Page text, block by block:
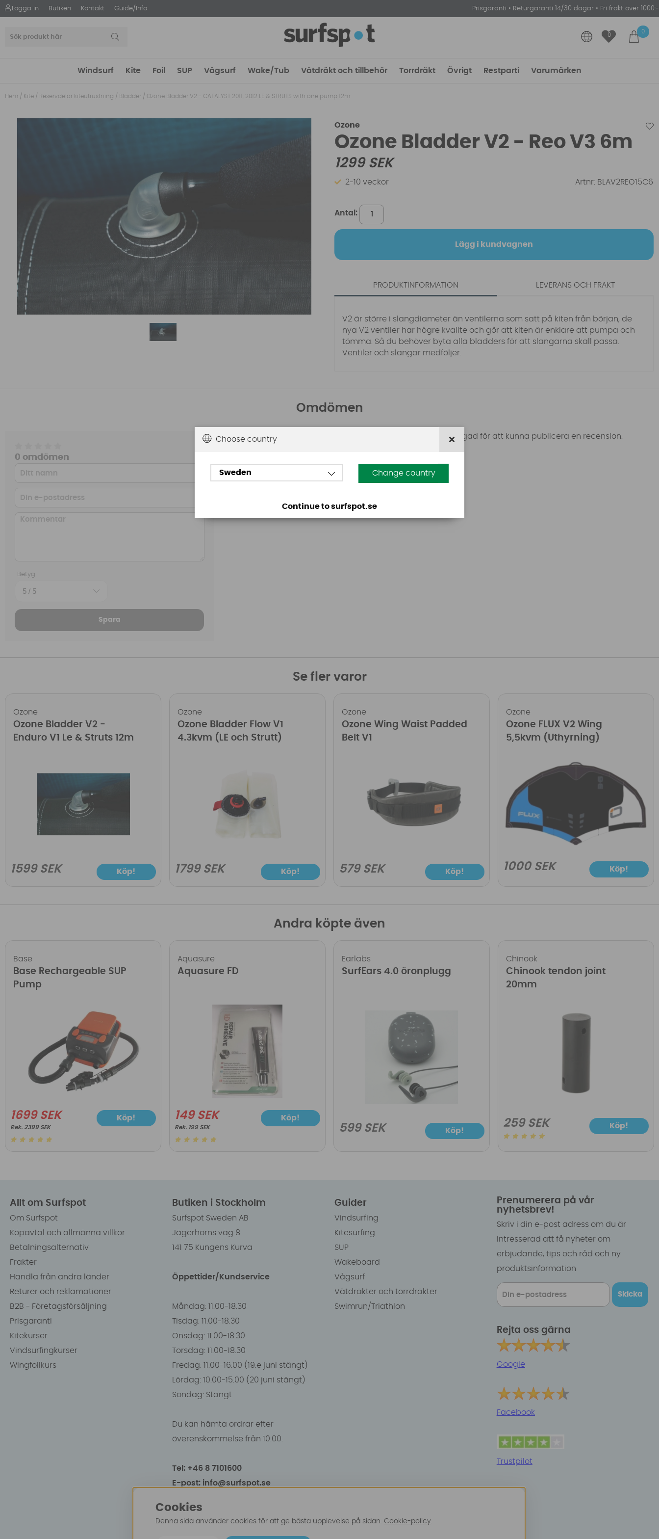
Logga in Butiken Kontakt Guide/Info Prisgaranti • Returgaranti 14/30 dagar • Fri frakt över 1000:-
0
0
Windsurf Kite Foil SUP Vågsurf Wake/Tub Våtdräkt och tillbehör Torrdräkt Övrigt Restparti Varumärken
Hem / Kite / Reservdelar kiteutrustning / Bladder / Ozone Bladder V2 - CATALYST 2011, 2012 LE & STRUTS with one pump 12m
Ozone
Ozone Bladder V2 - Reo V3 6m
1299SEK
2-10 veckor Artnr: BLAV2REO15C6
Antal:
Lägg i kundvagnen
PRODUKTINFORMATION
V2 är större i slangdiameter än ventilerna som satt på kiten från början, de
nya V2 ventiler har högre kvalite och gör att kiten är enklare att pumpa och
tömma. Så du behöver byta alla bladders för att slangarna skall passa.
Ventiler och slangar medföljer.
LEVERANS OCH FRAKT
Omdömen
0 omdömen
Betyg
Spara
Den här produkten har inga recensioner. Du måste vara inloggad för att kunna publicera en recension.
Se fler varor
Ozone
Ozone Bladder V2 -
Enduro V1 Le & Struts 12m
1599 SEK Köp!
Ozone
Ozone Bladder Flow V1
4.3kvm (LE och Strutt)
1799 SEK Köp!
Ozone
Ozone Wing Waist Padded
Belt V1
579 SEK Köp!
Ozone
Ozone FLUX V2 Wing
5,5kvm (Uthyrning)
1000 SEK Köp!
Andra köpte även
Base
Base Rechargeable SUP
Pump
1699 SEK
2399 SEK
Köp!
Aquasure
Aquasure FD
149 SEK
199 SEK
Köp!
Earlabs
SurfEars 4.0 öronplugg
599 SEK Köp!
Chinook
Chinook tendon joint
20mm
259 SEK Köp!
Allt om Surfspot
Om Surfspot
Köpavtal och allmänna villkor
Betalningsalternativ
Frakter
Handla från andra länder
Returer och reklamationer
B2B - Företagsförsäljning
Prisgaranti
Kitekurser
Vindsurfingkurser
Wingfoilkurs
Butiken i Stockholm
Surfspot Sweden AB
Jägerhorns väg 8
141 75 Kungens Kurva
Öppettider/Kundservice
Måndag: 11.00-18.30
Tisdag: 11.00-18.30
Onsdag: 11.00-18.30
Torsdag: 11.00-18.30
Fredag: 11.00-16:00 (19:e juni stängt)
Lördag: 10.00-15.00 (20 juni stängt)
Söndag: Stängt
Du kan hämta ordrar efter
överenskommelse från 10.00.
Tel: +46 8 7101600
E-post: info@surfspot.se
Guider
Vindsurfing
Kitesurfing
SUP
Wakeboard
Vågsurf
Våtdräkter och torrdräkter
Swimrun/Triathlon
Prenumerera på vår
nyhetsbrev!
Skriv i din e-post adress om du är
intresserad att få nyheter om
erbjudande, tips och råd och ny
produktsinformation
Skicka
Rejta oss gärna
Google
Facebook
Trustpilot
Choose country
Sweden Change country
Continue to surfspot.se
Cookies
Denna sida använder cookies för att ge bästa upplevelse på sidan.Cookie-policy.